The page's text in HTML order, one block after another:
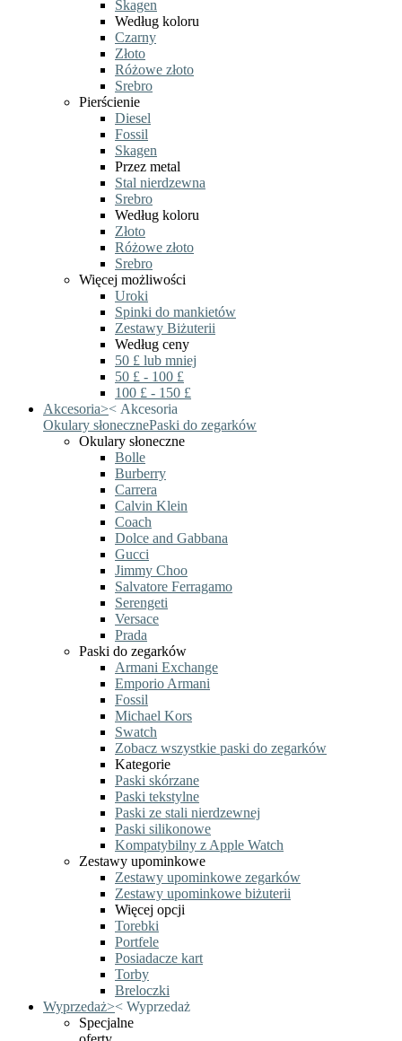
Skagen
Według koloru
Czarny
Złoto
Różowe złoto
Srebro
Pierścienie
Diesel
Fossil
Skagen
Przez metal
Stal nierdzewna
Srebro
Według koloru
Złoto
Różowe złoto
Srebro
Więcej możliwości
Uroki
Spinki do mankietów
Zestawy Biżuterii
Według ceny
50 £ lub mniej
50 £ - 100 £
100 £ - 150 £
Akcesoria>< Akcesoria
Okulary słonecznePaski do zegarków
Okulary słoneczne
Bolle
Burberry
Carrera
Calvin Klein
Coach
Dolce and Gabbana
Gucci
Jimmy Choo
Salvatore Ferragamo
Serengeti
Versace
Prada
Paski do zegarków
Armani Exchange
Emporio Armani
Fossil
Michael Kors
Swatch
Zobacz wszystkie paski do zegarków
Kategorie
Paski skórzane
Paski tekstylne
Paski ze stali nierdzewnej
Paski silikonowe
Kompatybilny z Apple Watch
Zestawy upominkowe
Zestawy upominkowe zegarków
Zestawy upominkowe biżuterii
Więcej opcji
Torebki
Portfele
Posiadacze kart
Torby
Breloczki
Wyprzedaż>< Wyprzedaż
Specjalne